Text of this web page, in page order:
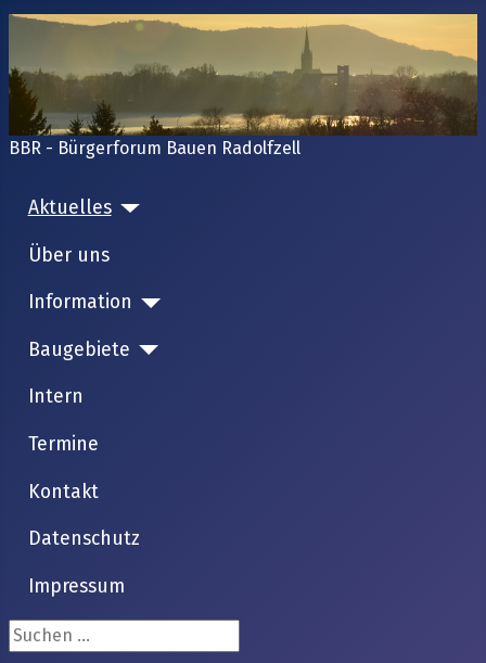
BBR - Bürgerforum Bauen Radolfzell
Aktuelles
Über uns
Information
Baugebiete
Intern
Termine
Kontakt
Datenschutz
Impressum
Suchen ...